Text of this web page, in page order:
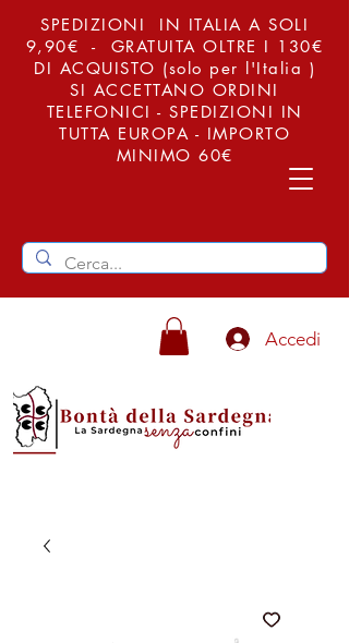
SPEDIZIONI IN ITALIA A SOLI
9,90€ - GRATUITA OLTRE I 130€
DI ACQUISTO (solo per l'Italia )
SI ACCETTANO ORDINI
TELEFONICI - SPEDIZIONI IN
TUTTA EUROPA - IMPORTO
MINIMO 60€
Accedi